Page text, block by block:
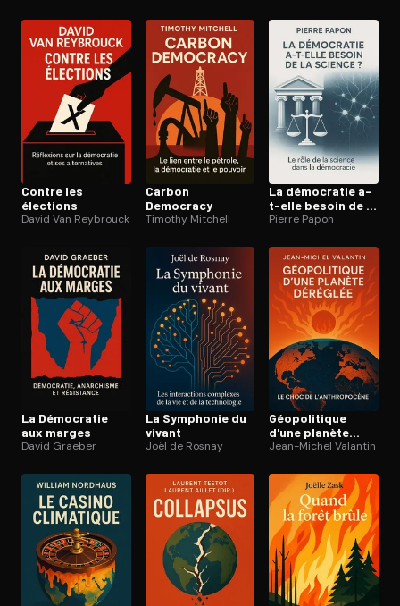
Contre les
élections
David Van Reybrouck
Carbon
Democracy
Timothy Mitchell
La démocratie a-
t-elle besoin de la
science ?
Pierre Papon
La Démocratie
aux marges
David Graeber
La Symphonie du
vivant
Joël de Rosnay
Géo­po­li­tique
d'une planète
déréglée
Jean-Michel Valantin